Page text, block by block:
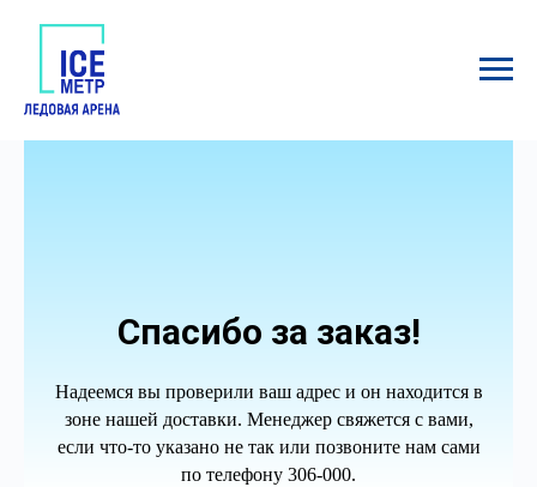
Спасибо за заказ!
Надеемся вы проверили ваш адрес и он находится в
зоне нашей доставки. Менеджер свяжется с вами,
если что-то указано не так или позвоните нам сами
по телефону 306-000.